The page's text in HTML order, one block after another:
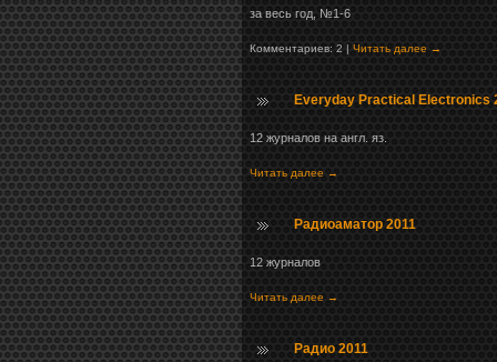
за весь год, №1-6
Комментариев: 2 | Читать далее →
Everyday Practical Electronics
12 журналов на англ. яз.
Читать далее →
Радиоаматор 2011
12 журналов
Читать далее →
Радио 2011